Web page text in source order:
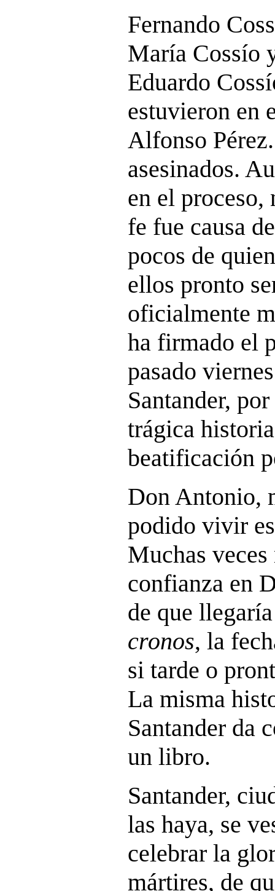
Fernando
María Cossío
Eduardo
estuvieron en
Alfonso
asesinados.
en el proceso,
fe fue causa
pocos de
ellos pronto
oficialmente
ha firmado el
pasado
Santander,
trágica
beatificación
Don Antonio,
podido vivir
Muchas
confianza en
de que
cronos, la
si tarde o
La misma
Santander da
un libro.
Santander,
las haya, se
celebrar la
mártires, de